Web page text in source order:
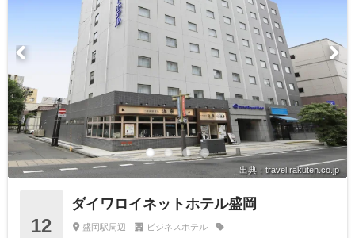
出典：travel.rakuten.co.jp
12
ダイワロイネットホテル盛岡
盛岡駅周辺 ビジネスホテル